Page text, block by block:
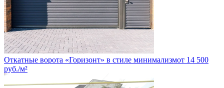
Откатные ворота «Горизонт» в стиле минимализмот 14 500
руб./м²